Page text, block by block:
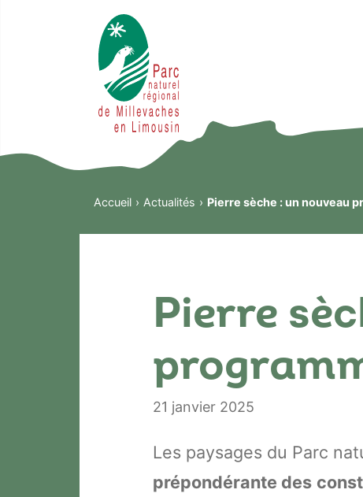
Accueil Actualités Pierre sèche : un nouveau
Pierre
21 janvier 2025
Les paysages du Parc
prépondérante des